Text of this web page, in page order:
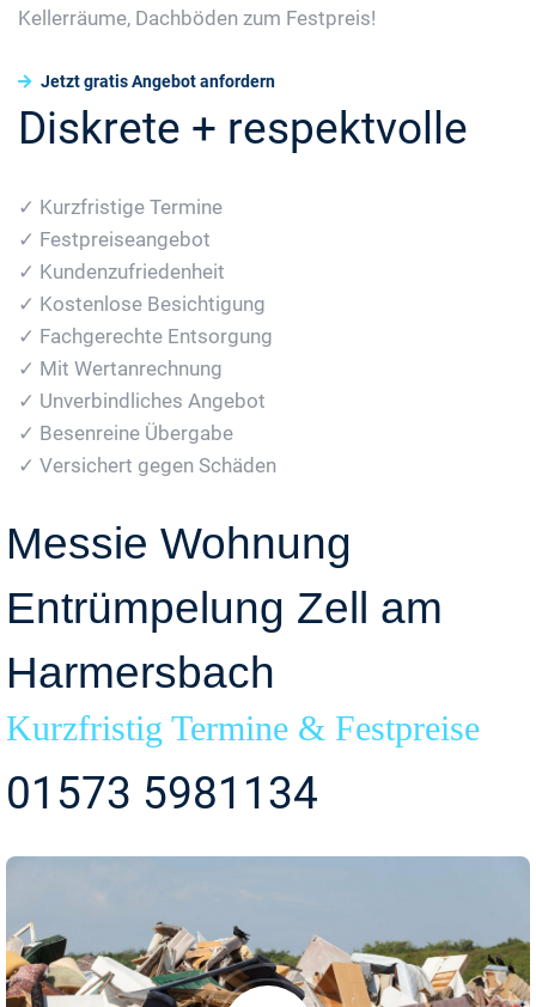
Kellerräume, Dachböden zum Festpreis!
Jetzt gratis Angebot anfordern
Diskrete + respektvolle
✓ Kurzfristige Termine
✓ Festpreiseangebot
✓ Kundenzufriedenheit
✓ Kostenlose Besichtigung
✓ Fachgerechte Entsorgung
✓ Mit Wertanrechnung
✓ Unverbindliches Angebot
✓ Besenreine Übergabe
✓ Versichert gegen Schäden
Messie Wohnung
Entrümpelung Zell am
Harmersbach
Kurzfristig Termine & Festpreise
01573 5981134